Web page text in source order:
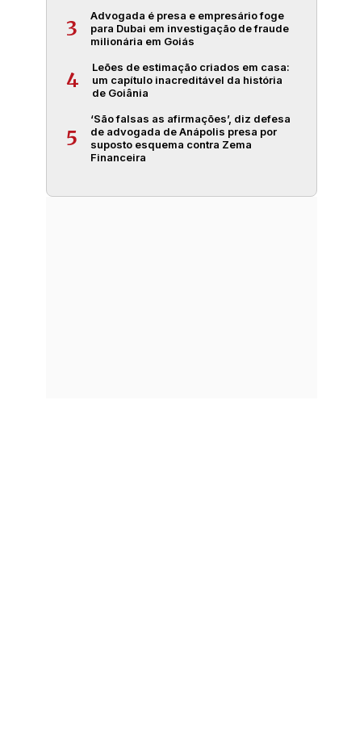
3
Advogada é presa e empresário foge
para Dubai em investigação de fraude
milionária em Goiás
4
Leões de estimação criados em casa:
um capítulo inacreditável da história
de Goiânia
5
‘São falsas as afirmações’, diz defesa
de advogada de Anápolis presa por
suposto esquema contra Zema
Financeira